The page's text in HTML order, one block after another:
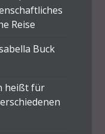
Reise
Buck
heißt für